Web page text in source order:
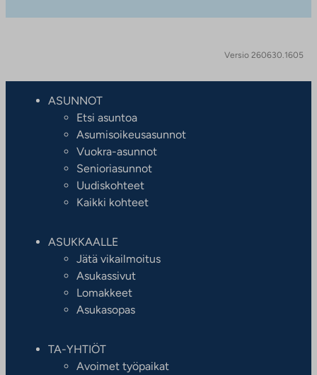
Versio 260630.1605
ASUNNOT
Etsi asuntoa
Asumisoikeusasunnot
Vuokra-asunnot
Senioriasunnot
Uudiskohteet
Kaikki kohteet
ASUKKAALLE
Jätä vikailmoitus
Asukassivut
Lomakkeet
Asukasopas
TA-YHTIÖT
Avoimet työpaikat